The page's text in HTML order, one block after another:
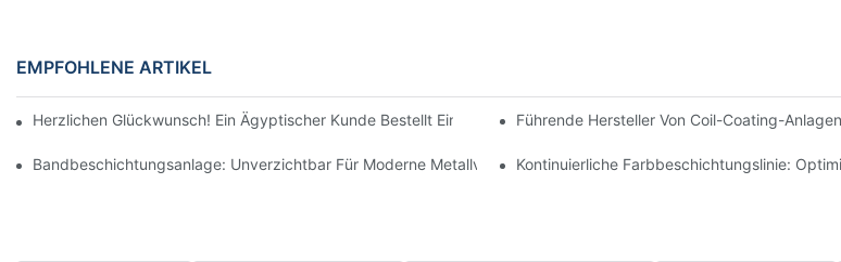
EMPFOHLENE ARTIKEL
Herzlichen Glückwunsch! Ein Ägyptischer Kunde Bestellt Eine Doppeltopf-Feuerverzinkungsanlage Von HiTo
Führende Hersteller Von Coil-Coating-
Bandbeschichtungsanlage: Unverzichtbar Für Moderne MetallverarbeitungslösungenKontinuierliche Farbbeschichtungslinie: